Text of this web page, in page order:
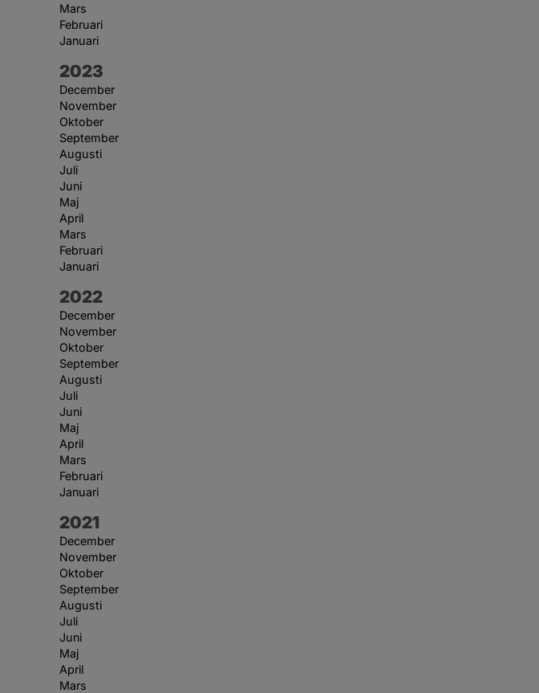
Mars
Februari
Januari
År:
2023
December
November
Oktober
September
Augusti
Juli
Juni
Maj
April
Mars
Februari
Januari
År:
2022
December
November
Oktober
September
Augusti
Juli
Juni
Maj
April
Mars
Februari
Januari
År:
2021
December
November
Oktober
September
Augusti
Juli
Juni
Maj
April
Mars